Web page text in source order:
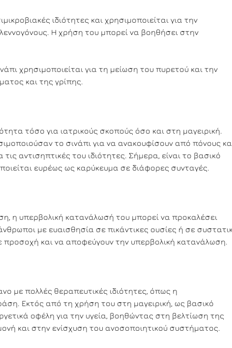
ιδιότητες και χρησιμοποιείται για την
Η χρήση του μπορεί να βοηθήσει στην
χρησιμοποιείται για τη μείωση του πυρετού και την
και της γρίπης.
τόσο για ιατρικούς σκοπούς όσο και στη μαγειρική.
το σινάπι για να ανακουφίσουν από πόνους
αντισηπτικές του ιδιότητες. Σήμερα, είναι το βασικό
ευρέως ως καρύκευμα σε διάφορες συνταγές.
η υπερβολική κατανάλωσή του μπορεί να προκαλέσει
με ευαισθησία σε πικάντικες ουσίες ή σε
και να αποφεύγουν την υπερβολική κατανάλωση.
με πολλές θεραπευτικές ιδιότητες, όπως η
Εκτός από τη χρήση του στη μαγειρική, ως βασικό
οφέλη για την υγεία, βοηθώντας στη βελτίωση της
και στην ενίσχυση του ανοσοποιητικού συστήματος.